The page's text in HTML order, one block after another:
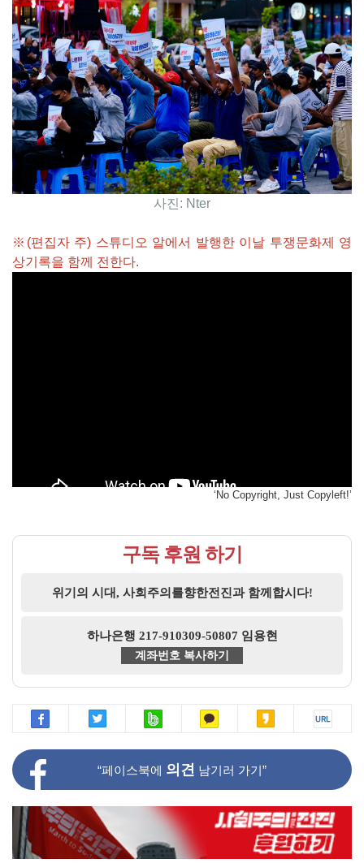
사진: Nter
※(편집자 주) 스튜디오 알에서 발행한 이날 투쟁문화제 영
상기록을 함께 전한다.
‘No Copyright, Just Copyleft!’
구독 후원 하기
위기의 시대, 사회주의를향한전진과 함께합시다!
하나은행 217-910309-50807 임용현
계좌번호 복사하기
“페이스북에 의견 남기러 가기”